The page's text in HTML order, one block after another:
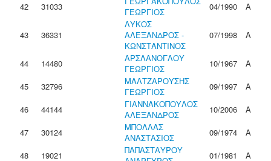
42
31033
ΓΕΩΡΓΙΟΣ
04/1990 Α
43 36331
ΛΥΚΟΣ
ΑΛΕΞΑΝΔΡΟΣ -
ΚΩΝΣΤΑΝΤΙΝΟΣ
07/1998 Α
44 14480
ΑΡΣΛΑΝΟΓΛΟΥ
ΓΕΩΡΓΙΟΣ
10/1967
Α
45
32796
ΜΑΛΤΖΑΡΟΥΣΗΣ
ΓΕΩΡΓΙΟΣ
09/1997
Α
46
44144
ΓΙΑΝΝΑΚΟΠΟΥΛΟΣ
ΑΛΕΞΑΝΔΡΟΣ
10/2006
Α
47
30124
ΜΠΟΛΛΑΣ
ΑΝΑΣΤΑΣΙΟΣ
09/1974
Α
48
19021
ΠΑΠΑΣΤΑΥΡΟΥ
01/1981
Α